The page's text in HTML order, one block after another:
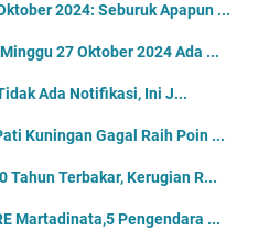
2024: Seburuk Apapun ...
27 Oktober 2024 Ada ...
Ada Notifikasi, Ini J...
Kuningan Gagal Raih Poin ...
Tahun Terbakar, Kerugian R...
Martadinata,5 Pengendara ...